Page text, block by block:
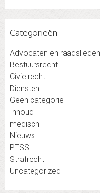
Categorieën
Advocaten en raadslieden
Bestuursrecht
Civielrecht
Diensten
Geen categorie
Inhoud
medisch
Nieuws
PTSS
Strafrecht
Uncategorized